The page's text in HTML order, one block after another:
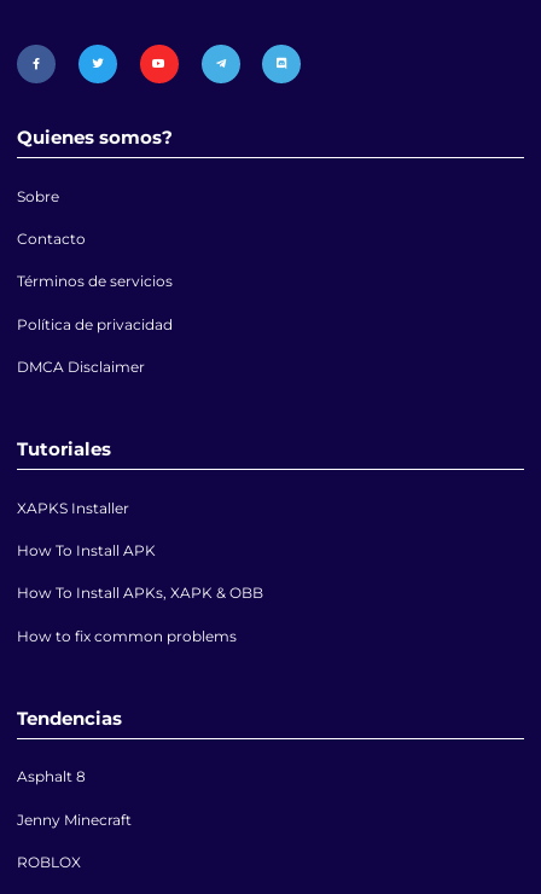
Quienes somos?
Sobre
Contacto
Términos de servicios
Política de privacidad
DMCA Disclaimer
Tutoriales
XAPKS Installer
How To Install APK
How To Install APKs, XAPK & OBB
How to fix common problems
Tendencias
Asphalt 8
Jenny Minecraft
ROBLOX